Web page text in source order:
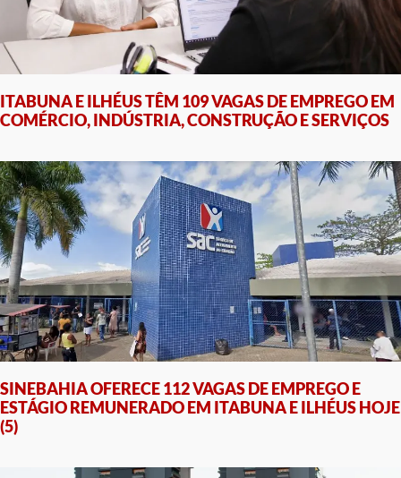
ITABUNA E ILHÉUS TÊM 109 VAGAS DE EMPREGO EM
COMÉRCIO, INDÚSTRIA, CONSTRUÇÃO E SERVIÇOS
SINEBAHIA OFERECE 112 VAGAS DE EMPREGO E
ESTÁGIO REMUNERADO EM ITABUNA E ILHÉUS HOJE
(5)